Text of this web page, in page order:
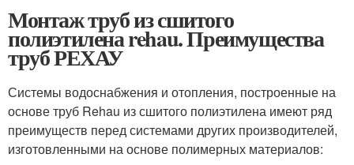
Монтаж труб из сшитого
полиэтилена rehau. Преимущества
труб РЕХАУ
Системы водоснабжения и отопления, построенные на
основе труб Rehau из сшитого полиэтилена имеют ряд
преимуществ перед системами других производителей,
изготовленными на основе полимерных материалов: